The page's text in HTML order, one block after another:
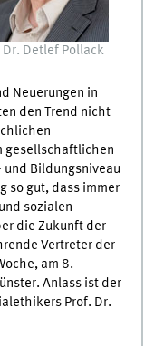
Dr. Detlef Pollack
Neuerungen in
den Trend nicht
gesellschaftlichen
und Bildungsniveau
so gut, dass immer
sozialen
die Zukunft der
Vertreter der
am 8.
Anlass ist der
Prof. Dr.